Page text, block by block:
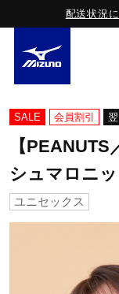
配送状況
スニーカ
ライフ
サッカ
SALE 会員割引
【
シュマロニ
ユニセックス